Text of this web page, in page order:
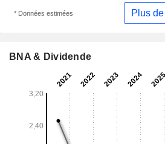
* Données estimées Plus
BNA & Dividende